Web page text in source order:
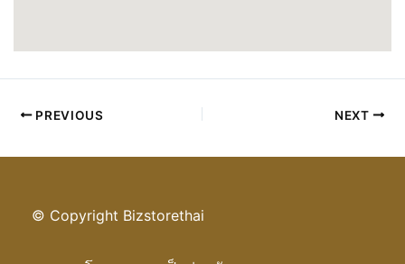
PREVIOUS NEXT
© Copyright Bizstorethai